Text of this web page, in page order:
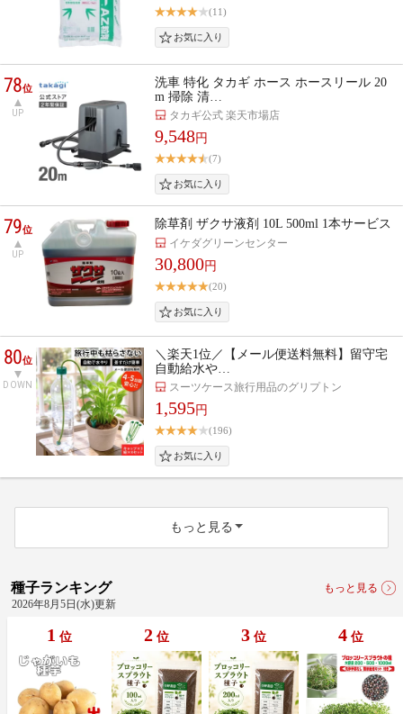
(11)
78位
UP
洗車 特化 タカギ ホース ホースリール 20
m 掃除 清…
タカギ公式 楽天市場店
9,548円
(7)
79位
UP
除草剤 ザクサ液剤 10L 500ml 1本サービス
イケダグリーンセンター
30,800円
(20)
80位
DOWN
＼楽天1位／【メール便送料無料】留守宅
自動給水や…
スーツケース旅行用品のグリプトン
1,595円
(196)
もっと見る
種子ランキング
もっと見る
2026年8月5日(水)更新
1 位 2 位 3 位 4 位